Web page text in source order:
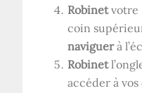
Robinetvotre
coin
naviguerà
Robinet
accéder à vos